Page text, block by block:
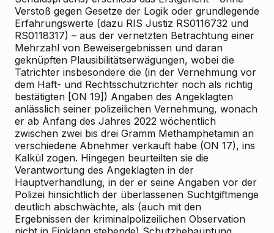
Verstoß gegen Gesetze der Logik oder grundlegende
Erfahrungswerte (dazu RIS Justiz RS0116732 und
RS0118317) – aus der vernetzten Betrachtung einer
Mehrzahl von Beweisergebnissen und daran
geknüpften Plausibilitätserwägungen, wobei die
Tatrichter insbesondere die (in der Vernehmung vor
dem Haft- und Rechtsschutzrichter noch als richtig
bestätigten [ON 19]) Angaben des Angeklagten
anlässlich seiner polizeilichen Vernehmung, wonach
er ab Anfang des Jahres 2022 wöchentlich
zwischen zwei bis drei Gramm Methamphetamin an
verschiedene Abnehmer verkauft habe (ON 17), ins
Kalkül zogen. Hingegen beurteilten sie die
Verantwortung des Angeklagten in der
Hauptverhandlung, in der er seine Angaben vor der
Polizei hinsichtlich der überlassenen Suchtgiftmenge
deutlich abschwächte, als (auch mit den
Ergebnissen der kriminalpolizeilichen Observation